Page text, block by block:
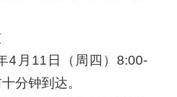
4月11日（周四）8:00-
分钟到达。